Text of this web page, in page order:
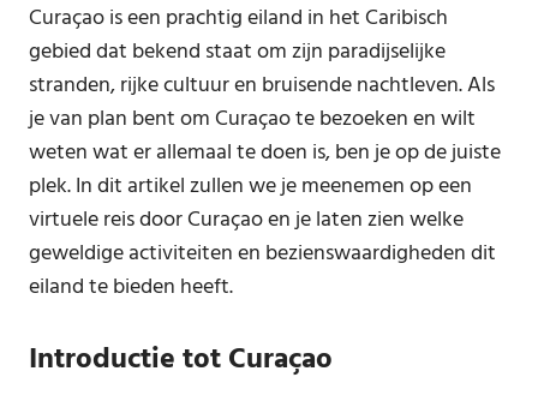
Curaçao is een prachtig eiland in het Caribisch
gebied dat bekend staat om zijn paradijselijke
stranden, rijke cultuur en bruisende nachtleven. Als
je van plan bent om Curaçao te bezoeken en wilt
weten wat er allemaal te doen is, ben je op de juiste
plek. In dit artikel zullen we je meenemen op een
virtuele reis door Curaçao en je laten zien welke
geweldige activiteiten en bezienswaardigheden dit
eiland te bieden heeft.
Introductie tot Curaçao